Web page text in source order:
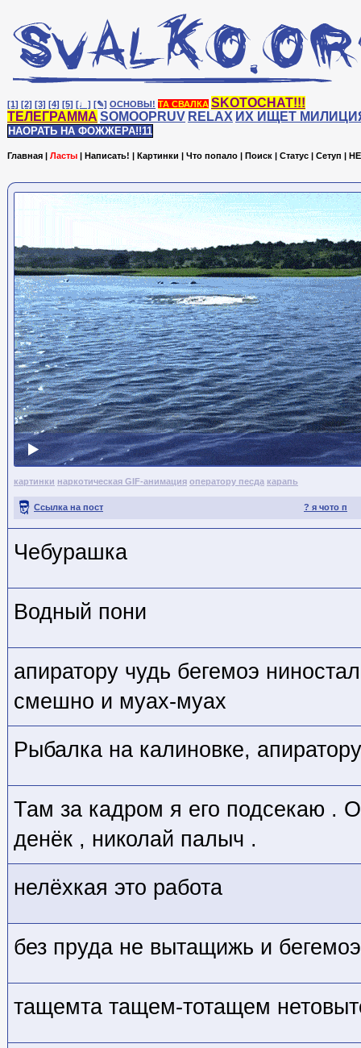
[1] [2] [3] [4] [5] [♩] [✎] ОСНОВЫ! ТА СВАЛКА SKOTOCHAT!!!
ТЕЛЕГРАММА SOMOOPRUV RELAX ИХ ИЩЕТ
НАОРАТЬ НА ФОЖЖЕРА!!11
Главная | Ласты | Написать! | Картинки | Что попало | Поиск | Статус | Сетуп |
картинки наркотическая GIF-анимация оператору песда карапь
? я чото п
Ссылка на пост
Чебурашка
Водный пони
апиратору чудь бегемоэ
смешно и муах-муах
Рыбалка на калиновке,
Там за кадром я его подсекаю .
денёк , николай палыч .
нелёхкая это работа
без пруда не вытащижь и
тащемта тащем-тотащем